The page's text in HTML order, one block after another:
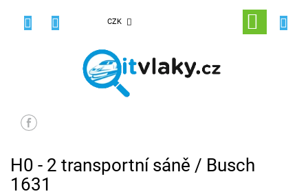
CZK
NÁKUPNÍ
KOŠÍK
H0 - 2 transportní sáně / Busch
1631